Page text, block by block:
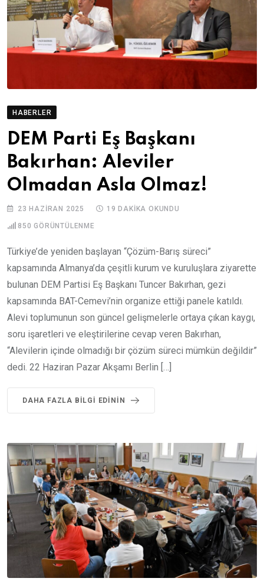
HABERLER
DEM Parti Eş Başkanı
Bakırhan: Aleviler
Olmadan Asla Olmaz!
23 HAZIRAN 2025 19 DAKIKA OKUNDU
850 GÖRÜNTÜLENME
Türkiye’de yeniden başlayan “Çözüm-Barış süreci”
kapsamında Almanya’da çeşitli kurum ve kuruluşlara ziyarette
bulunan DEM Partisi Eş Başkanı Tuncer Bakırhan, gezi
kapsamında BAT-Cemevi’nin organize ettiği panele katıldı.
Alevi toplumunun son güncel gelişmelerle ortaya çıkan kaygı,
soru işaretleri ve eleştirilerine cevap veren Bakırhan,
“Alevilerin içinde olmadığı bir çözüm süreci mümkün değildir”
dedi. 22 Haziran Pazar Akşamı Berlin […]
DAHA FAZLA BILGI EDININ